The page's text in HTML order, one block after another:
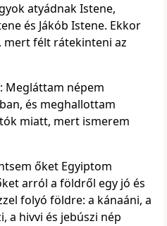
atyádnak Istene,
és Jákób Istene. Ekkor
mert félt rátekinteni az
Megláttam népem
és meghallottam
miatt, mert ismerem
őket Egyiptom
arról a földről egy jó és
folyó földre: a kánaáni, a
a hivvi és jebúszi nép